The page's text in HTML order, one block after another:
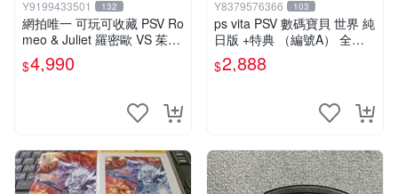
Y9199433501 132
網拍唯一 可玩可收藏 PSV Ro
meo & Juliet 羅密歐 VS 茱麗
葉 全卷包 豪華版日版
$4,990
Y8379576366 103
ps vita PSV 數碼寶貝 世界 純
日版 +特典 （編號A） 全新
未拆
$2,888